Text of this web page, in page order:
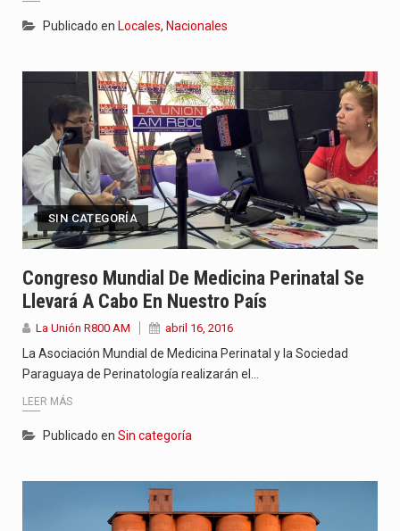
Publicado en Locales, Nacionales
SIN CATEGORÍA
Congreso Mundial De Medicina Perinatal Se
Llevará A Cabo En Nuestro País
La Unión R800 AM abril 16, 2016
La Asociación Mundial de Medicina Perinatal y la Sociedad
Paraguaya de Perinatología realizarán el…
LEER MÁS
Publicado en Sin categoría